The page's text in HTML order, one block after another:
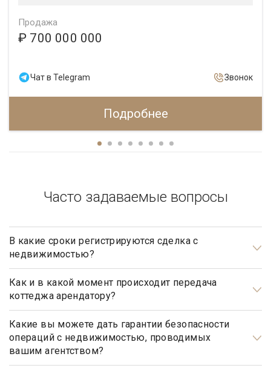
Продажа
₽ 700 000 000
Чат в Telegram Звонок
Подробнее
Часто задаваемые вопросы
В какие сроки регистрируются сделка с
недвижимостью?
Общим сроком для регистрации прав на недвижимое
имущество и сделок с ним является один месяц. Некоторые
виды регистрационных действий осуществляются в более
короткие сроки.
Как и в какой момент происходит передача
коттеджа арендатору?
Передача коттеджа от собственника арендатору
происходит после подписания обеими сторонами
соответствующего договора аренды (найма) и подписания
акта приема-передачи объекта недвижимости. Зачастую
даты подписания договора аренды и акта не совпадают,
Какие вы можете дать гарантии безопасности
операций с недвижимостью, проводимых
вашим агентством?
Наше агентство элитной недвижимости осуществляет